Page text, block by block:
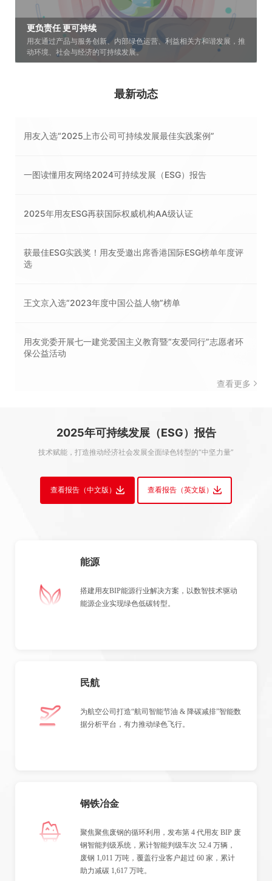
更负责任 更可持续
用友通过产品与服务创新、内部绿色运营、利益相关方和谐发展，推
动环境、社会与经济的可持续发展。
最新动态
用友入选“2025上市公司可持续发展最佳实践案例”
一图读懂用友网络2024可持续发展（ESG）报告
2025年用友ESG再获国际权威机构AA级认证
获最佳ESG实践奖！用友受邀出席香港国际ESG榜单年度评
选
王文京入选“2023年度中国公益人物”榜单
用友党委开展七一建党爱国主义教育暨“友爱同行”志愿者环
保公益活动
查看更多
2025年可持续发展（ESG）报告
技术赋能，打造推动经济社会发展全面绿色转型的“中坚力量”
查看报告（中文版） 查看报告（英文版）
能源
搭建用友BIP能源行业解决方案，以数智技术驱动
能源企业实现绿色低碳转型。
民航
为航空公司打造“航司智能节油 & 降碳减排”智能数
据分析平台，有力推动绿色飞行。
钢铁冶金
聚焦聚焦废钢的循环利用，发布第 4 代用友 BIP 废
钢智能判级系统，累计智能判级车次 52.4 万辆，
废钢 1,011 万吨，覆盖行业客户超过 60 家，累计
助力减碳 1,617 万吨。